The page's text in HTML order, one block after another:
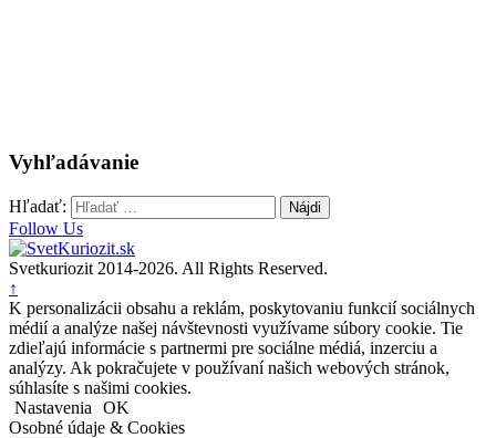
Vyhľadávanie
Hľadať:
Follow Us
Svetkuriozit 2014-2026. All Rights Reserved.
↑
K personalizácii obsahu a reklám, poskytovaniu funkcií sociálnych
médií a analýze našej návštevnosti využívame súbory cookie. Tie
zdieľajú informácie s partnermi pre sociálne médiá, inzerciu a
analýzy. Ak pokračujete v používaní našich webových stránok,
súhlasíte s našimi cookies.
Nastavenia
OK
Osobné údaje & Cookies